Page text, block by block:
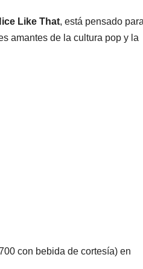
Like That, está pensado
amantes de la cultura pop y la
con bebida de cortesía) en